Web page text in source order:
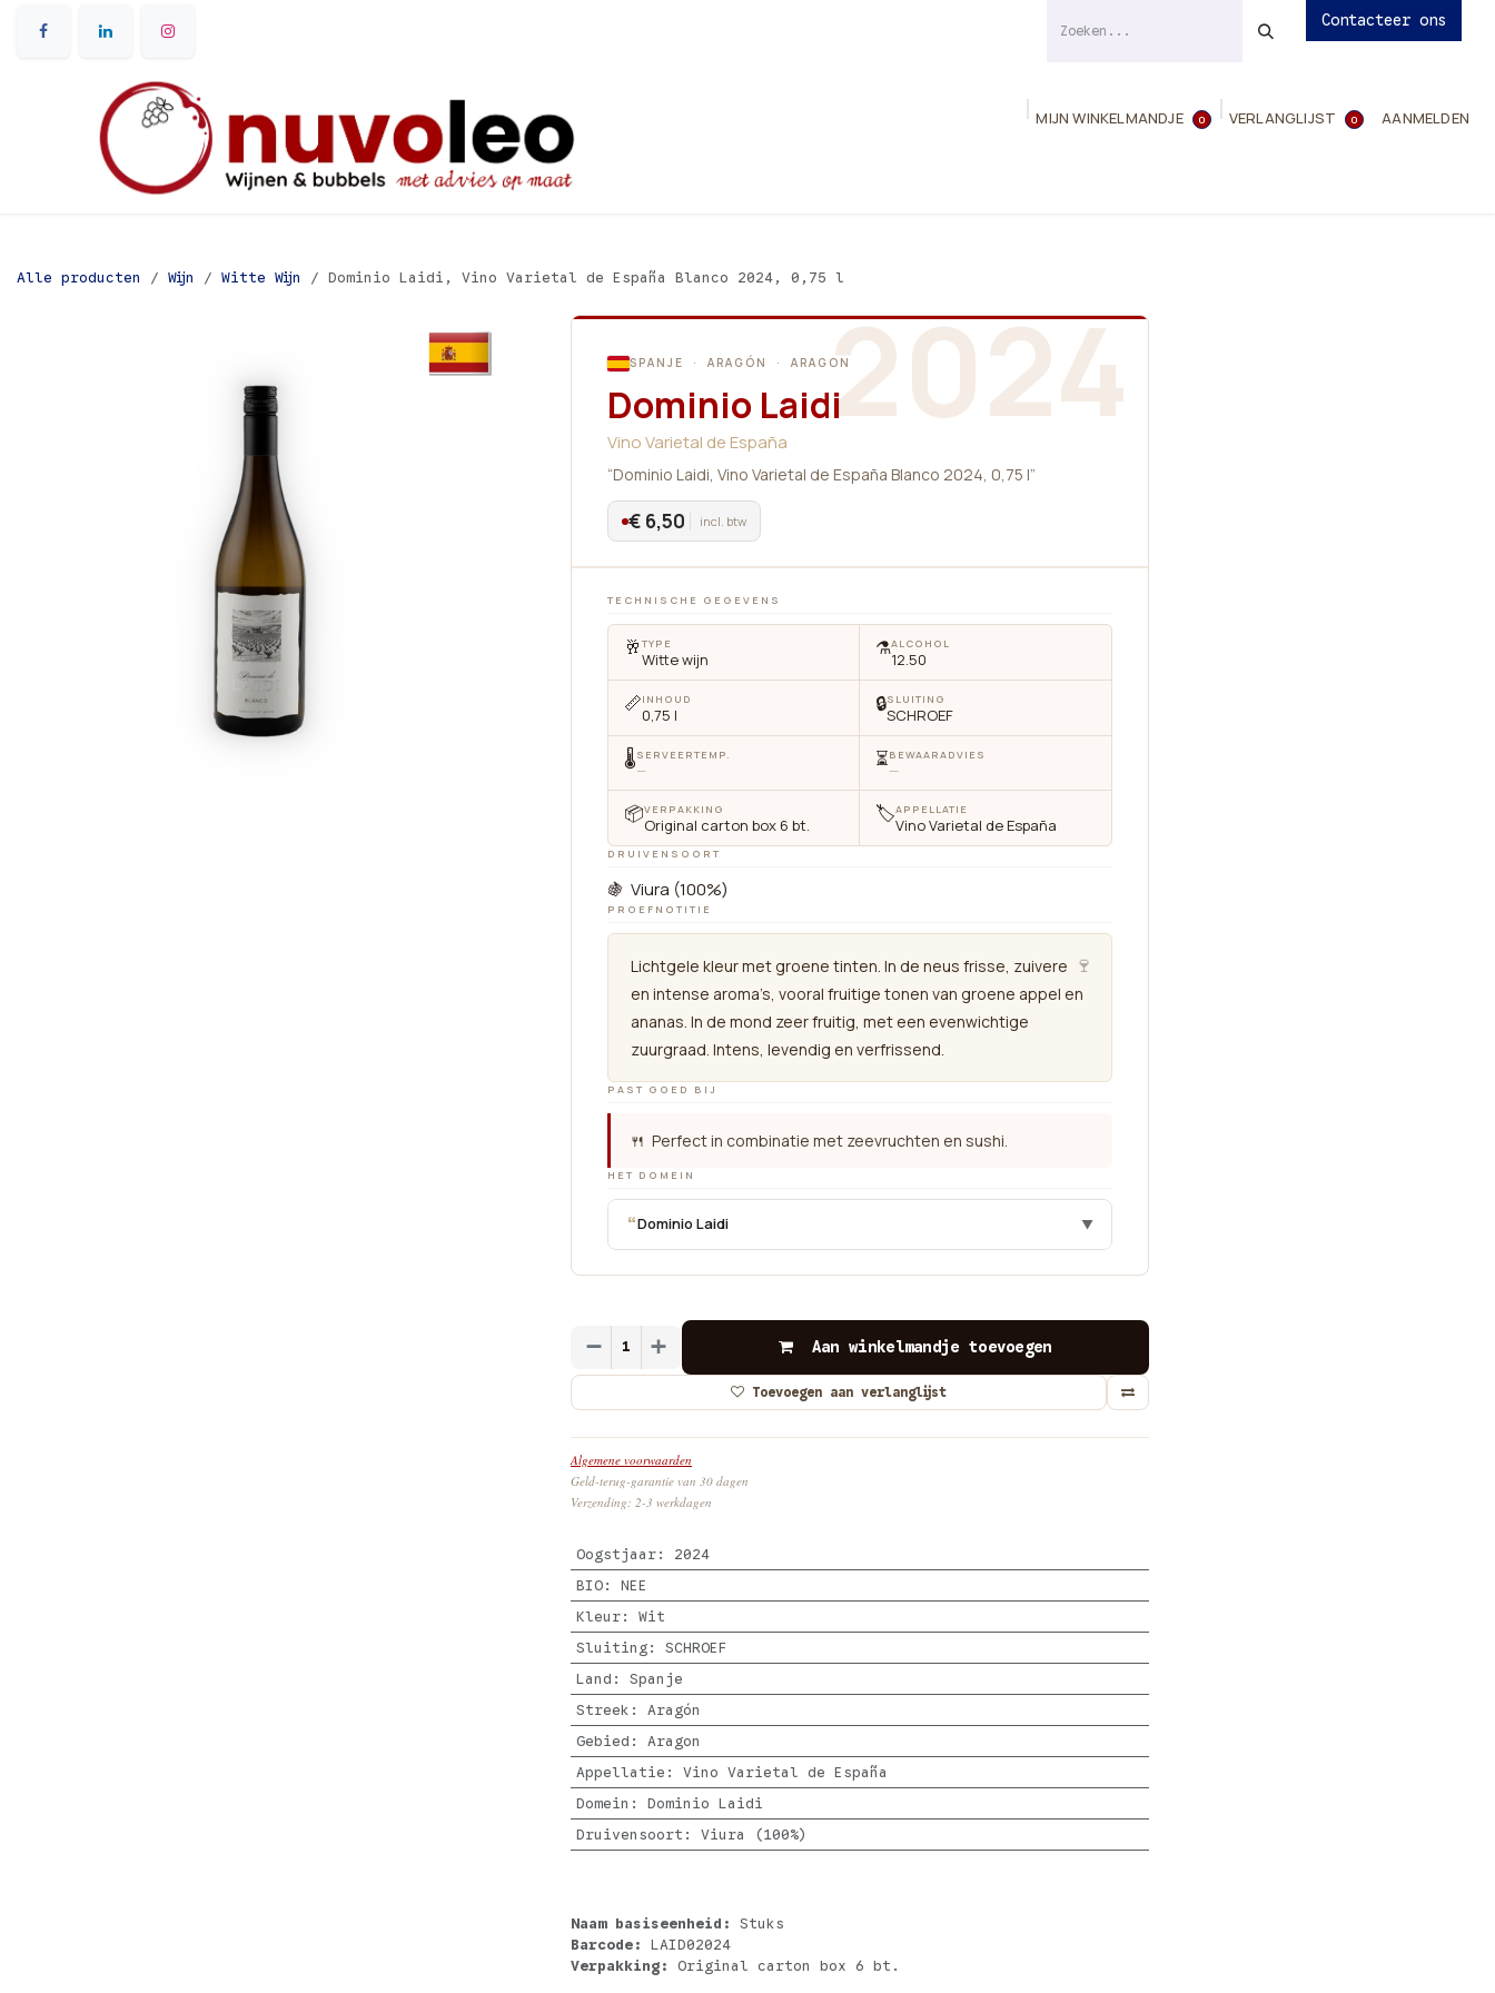
Contacteer ons
0
MIJN WINKELMANDJE 0
VERLANGLIJST
AANMELDEN
Alle producten Wijn Witte Wijn Dominio Laidi, Vino Varietal de España Blanco 2024, 0,75 l
2024
SPANJE · ARAGÓN · ARAGON
Dominio Laidi
Vino Varietal de España
“Dominio Laidi, Vino Varietal de España Blanco 2024, 0,75 l”
€ 6,50 incl. btw
TECHNISCHE GEGEVENS
🥂 TYPE
Witte wijn ⚗️ALCOHOL
12.50
📏INHOUD
0,75 l 🔒SLUITING
SCHROEF
🌡SERVEERTEMP.
— ⏳BEWAARADVIES
—
📦VERPAKKING
Original carton box 6 bt. 🏷APPELLATIE
Vino Varietal de España
DRUIVENSOORT
🍇 Viura (100%)
PROEFNOTITIE
🍷
Lichtgele kleur met groene tinten. In de neus frisse, zuivere
en intense aroma’s, vooral fruitige tonen van groene appel en
ananas. In de mond zeer fruitig, met een evenwichtige
zuurgraad. Intens, levendig en verfrissend.
PAST GOED BIJ
🍴 Perfect in combinatie met zeevruchten en sushi.
HET DOMEIN
“Dominio Laidi ▼
Aan winkelmandje toevoegen
Toevoegen aan verlanglijst
Algemene voorwaarden
Geld-terug-garantie van 30 dagen
Verzending: 2-3 werkdagen
Oogstjaar: 2024
BIO: NEE
Kleur: Wit
Sluiting: SCHROEF
Land : Spanje
Streek : Aragón
Gebied : Aragon
Appellatie : Vino Varietal de España
Domein : Dominio Laidi
Druivensoort : Viura (100%)
Naam basiseenheid: Stuks
Barcode: LAID02024
Verpakking: Original carton box 6 bt.